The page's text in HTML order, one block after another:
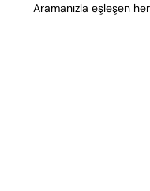
Aramanızla eşleşen